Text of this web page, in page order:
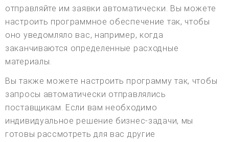
отправляйте им заявки автоматически. Вы можете
настроить программное обеспечение так, чтобы
оно уведомляло вас, например, когда
заканчиваются определенные расходные
материалы.
Вы также можете настроить программу так, чтобы
запросы автоматически отправлялись
поставщикам. Если вам необходимо
индивидуальное решение бизнес-задачи, мы
готовы рассмотреть для вас другие